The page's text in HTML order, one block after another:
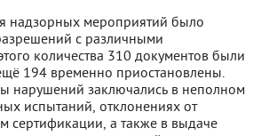
надзорных мероприятий было
с различными
количества 310 документов были
194 временно приостановлены.
нарушений заключались в неполном
испытаний, отклонениях от
сертификации, а также в выдаче